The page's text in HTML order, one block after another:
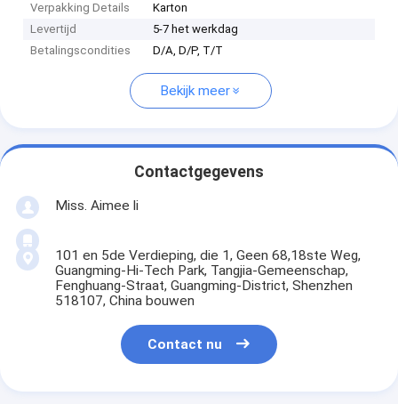
Verpakking Details
Karton
Levertijd
5-7 het werkdag
Betalingscondities
D/A, D/P, T/T
Bekijk meer
Contactgegevens
Miss. Aimee li
101 en 5de Verdieping, die 1, Geen 68,18ste Weg,
Guangming-Hi-Tech Park, Tangjia-Gemeenschap,
Fenghuang-Straat, Guangming-District, Shenzhen
518107, China bouwen
Contact nu